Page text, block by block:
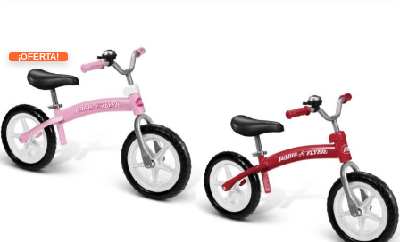
¡OFERTA!